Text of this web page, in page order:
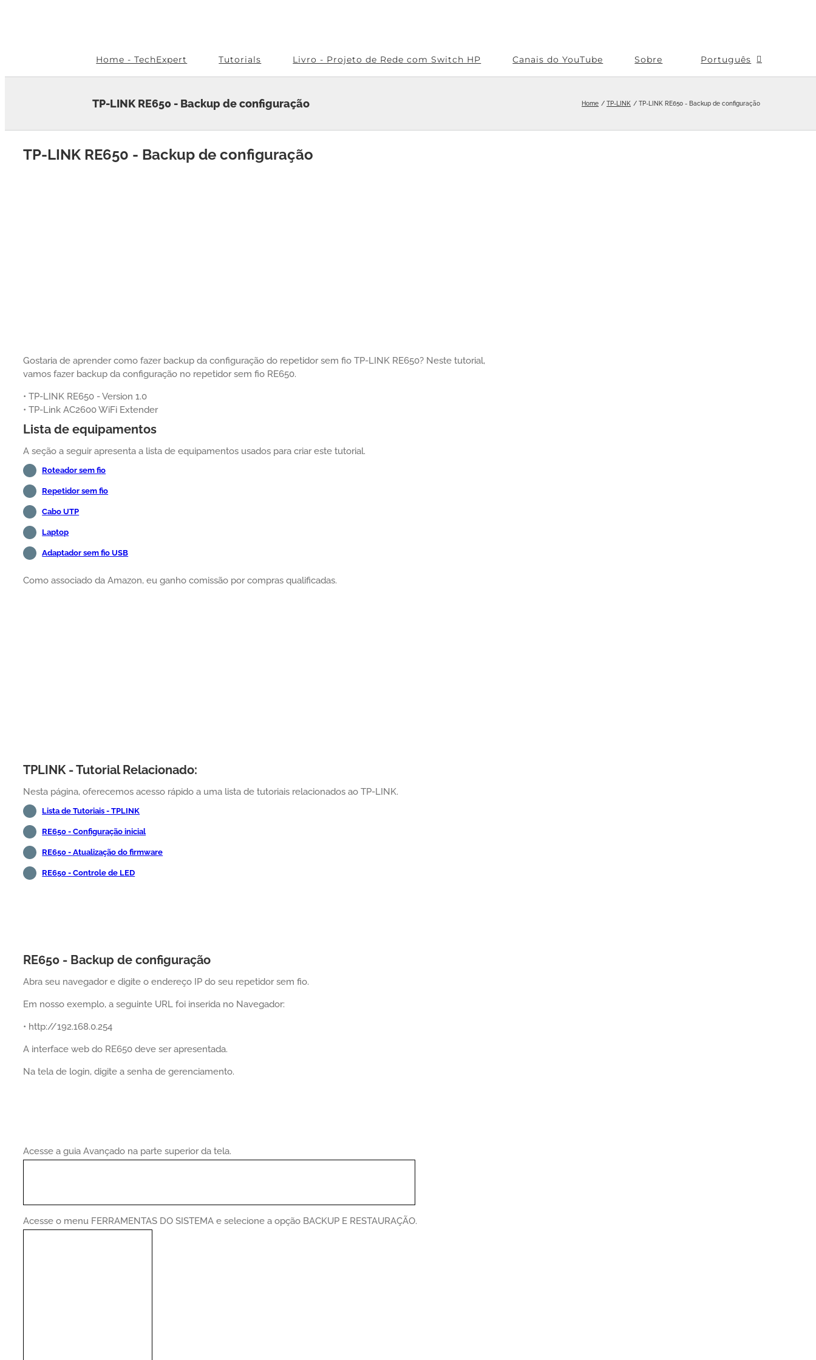
Home - TechExpert
Tutorials Livro - Projeto de Rede com Switch HP Canais do YouTube Sobre Português
TP-LINK RE650 - Backup de configuração Home TP-LINK TP-LINK RE650 - Backup de configuração
TP-LINK RE650 - Backup de configuração
Gostaria de aprender como fazer backup da configuração do repetidor sem fio TP-LINK RE650? Neste tutorial,
vamos fazer backup da configuração no repetidor sem fio RE650.
• TP-LINK RE650 - Version 1.0
• TP-Link AC2600 WiFi Extender
Lista de equipamentos
A seção a seguir apresenta a lista de equipamentos usados para criar este tutorial.
Roteador sem fio
Repetidor sem fio
Cabo UTP
Laptop
Adaptador sem fio USB
Como associado da Amazon, eu ganho comissão por compras qualificadas.
TPLINK - Tutorial Relacionado:
Nesta página, oferecemos acesso rápido a uma lista de tutoriais relacionados ao TP-LINK.
Lista de Tutoriais - TPLINK
RE650 - Configuração inicial
RE650 - Atualização do firmware
RE650 - Controle de LED
RE650 - Backup de configuração
Abra seu navegador e digite o endereço IP do seu repetidor sem fio.
Em nosso exemplo, a seguinte URL foi inserida no Navegador:
• http://192.168.0.254
A interface web do RE650 deve ser apresentada.
Na tela de login, digite a senha de gerenciamento.
Acesse a guia Avançado na parte superior da tela.
Acesse o menu FERRAMENTAS DO SISTEMA e selecione a opção BACKUP E RESTAURAÇÃO.